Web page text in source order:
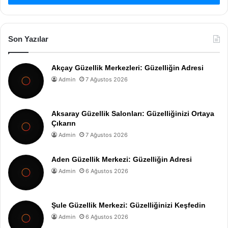
Son Yazılar
Akçay Güzellik Merkezleri: Güzelliğin Adresi
Admin 7 Ağustos 2026
Aksaray Güzellik Salonları: Güzelliğinizi Ortaya
Çıkarın
Admin 7 Ağustos 2026
Aden Güzellik Merkezi: Güzelliğin Adresi
Admin 6 Ağustos 2026
Şule Güzellik Merkezi: Güzelliğinizi Keşfedin
Admin 6 Ağustos 2026